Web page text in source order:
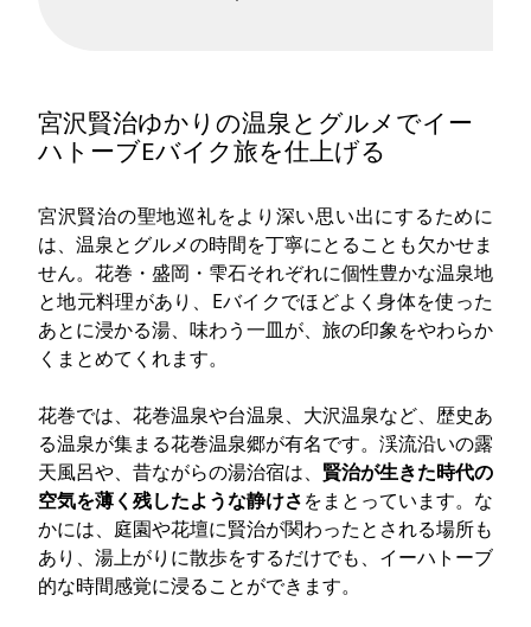
宮沢賢治ゆかりの温泉とグルメでイー
ハトーブEバイク旅を仕上げる
宮沢賢治の聖地巡礼をより深い思い出にするために
は、温泉とグルメの時間を丁寧にとることも欠かせま
せん。花巻・盛岡・雫石それぞれに個性豊かな温泉地
と地元料理があり、Eバイクでほどよく身体を使った
あとに浸かる湯、味わう一皿が、旅の印象をやわらか
くまとめてくれます。
花巻では、花巻温泉や台温泉、大沢温泉など、歴史あ
る温泉が集まる花巻温泉郷が有名です。渓流沿いの露
天風呂や、昔ながらの湯治宿は、 賢治が生きた時代の
空気を薄く残したような静けさをまとっています。な
かには、庭園や花壇に賢治が関わったとされる場所も
あり、湯上がりに散歩をするだけでも、イーハトーブ
的な時間感覚に浸ることができます。